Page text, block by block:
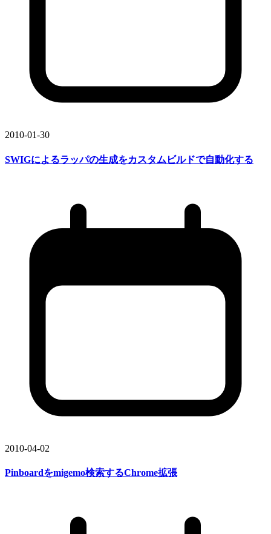
2010-01-30
SWIGによるラッパの生成をカスタムビルドで自動化する
2010-04-02
Pinboardをmigemo検索するChrome拡張